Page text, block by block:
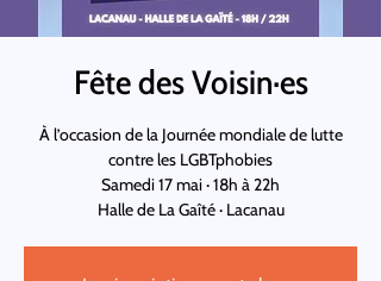
Fête des Voisin·es
À l’occasion de la Journée mondiale de lutte
contre les LGBTphobies
Samedi 17 mai · 18h à 22h
Halle de La Gaîté · Lacanau